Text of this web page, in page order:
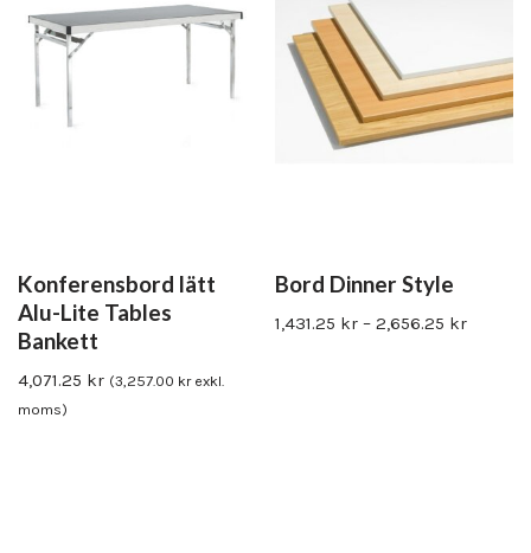
Konferensbord lätt
Alu-Lite Tables
Bankett
4,071.25 kr (3,257.00 krexkl.
moms)
Bord Dinner Style
1,431.25 kr – 2,656.25 kr